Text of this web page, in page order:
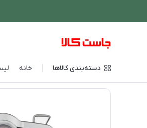
دسته‌بندی کالاها خانه
فروشگاه اینترنتی جاست کالا نوشیدنی